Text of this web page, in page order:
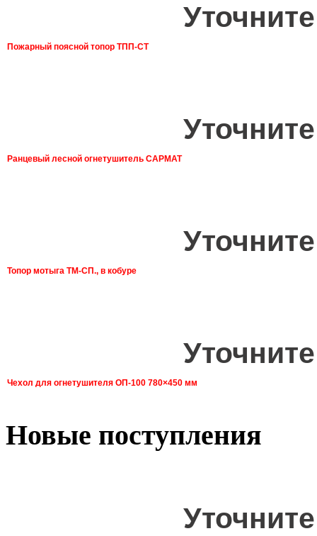
Пожарный поясной топор ТПП-СТ
Ранцевый лесной огнетушитель САРМАТ
Топор мотыга ТМ-СП., в кобуре
Чехол для огнетушителя ОП-100 780×450 мм
Новые поступления